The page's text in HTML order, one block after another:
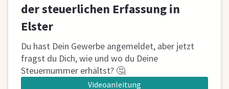
der steuerlichen Erfassung in
Elster
Du hast Dein Gewerbe angemeldet, aber jetzt
fragst du Dich, wie und wo du Deine
Steuernummer erhältst? 🤔
Videoanleitung